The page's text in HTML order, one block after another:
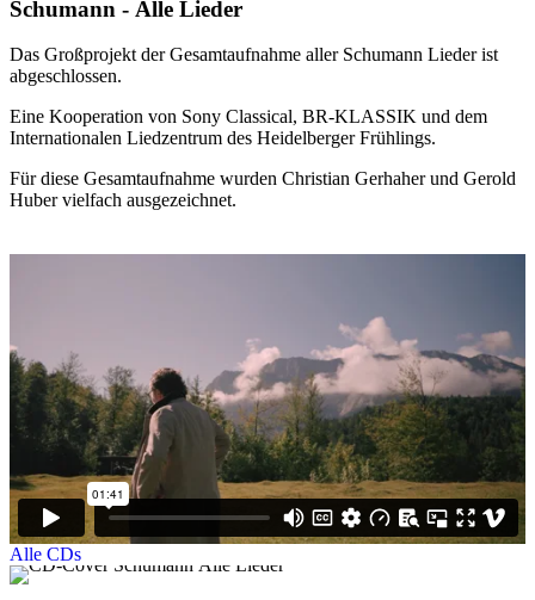
Schumann - Alle Lieder
Das Großprojekt der Gesamtaufnahme aller Schumann Lieder ist
abgeschlossen.
Eine Kooperation von Sony Classical, BR-KLASSIK und dem
Internationalen Liedzentrum des Heidelberger Frühlings.
Für diese Gesamtaufnahme wurden Christian Gerhaher und Gerold
Huber vielfach ausgezeichnet.
Alle CDs